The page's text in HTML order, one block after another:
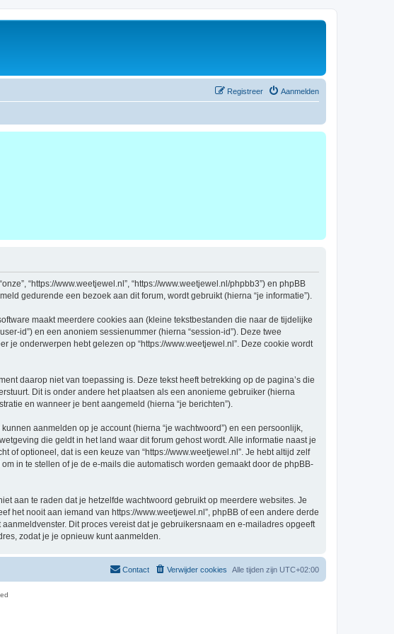
Aanmelden
Registreer
“https://www.weetjewel.nl”, “https://www.weetjewel.nl/phpbb3”) en phpBB
gedurende een bezoek aan dit forum, wordt gebruikt (hierna “je informatie”).
maakt meerdere cookies aan (kleine tekstbestanden die naar de tijdelijke
id”) en een anoniem sessienummer (hierna “session-id”). Deze twee
onderwerpen hebt gelezen op “https://www.weetjewel.nl”. Deze cookie wordt
daarop niet van toepassing is. Deze tekst heeft betrekking op de pagina’s die
Dit is onder andere het plaatsen als een anonieme gebruiker (hierna
en wanneer je bent aangemeld (hierna “je berichten”).
aanmelden op je account (hierna “je wachtwoord”) en een persoonlijk,
die geldt in het land waar dit forum gehost wordt. Alle informatie naast je
of optioneel, dat is een keuze van “https://www.weetjewel.nl”. Je hebt altijd zelf
in te stellen of je de e-mails die automatisch worden gemaakt door de phpBB-
aan te raden dat je hetzelfde wachtwoord gebruikt op meerdere websites. Je
het nooit aan iemand van https://www.weetjewel.nl”, phpBB of een andere derde
Dit proces vereist dat je gebruikersnaam en e-mailadres opgeeft
zodat je je opnieuw kunt aanmelden.
Alle tijden zijn UTC+02:00
Verwijder cookies
Contact